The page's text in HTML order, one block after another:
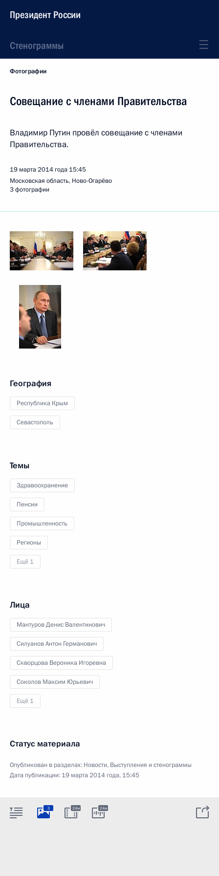
Президент России
Стенограммы
Фотографии
Совещание с членами Правительства
Владимир Путин провёл совещание с членами
Правительства.
19 марта 2014 года 15:45
Московская область, Ново-Огарёво
3 фотографии
География
Республика Крым
Севастополь
Темы
Здравоохранение
Пенсии
Промышленность
Регионы
Ещё 1
Лица
Мантуров Денис Валентинович
Силуанов Антон Германович
Скворцова Вероника Игоревна
Соколов Максим Юрьевич
Ещё 1
Статус материала
Опубликован в разделах: Новости, Выступления и стенограммы
Дата публикации: 19 марта 2014 года, 15:45
3 24м 24м